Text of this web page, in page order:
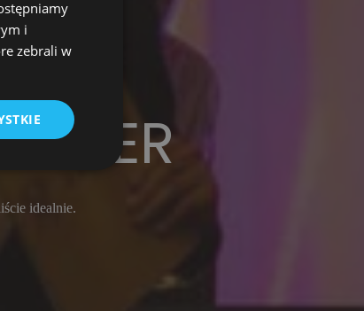
idealnie.
i
zebrali w